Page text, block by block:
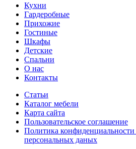
Кухни
Гардеробные
Прихожие
Гостиные
Шкафы
Детские
Спальни
О нас
Контакты
Статьи
Каталог мебели
Карта сайта
Пользовательское соглашение
Политика конфиденциальности
персональных даных